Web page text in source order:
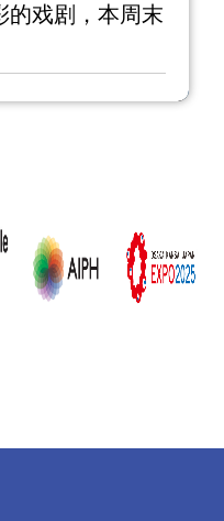
的戏剧，本周末